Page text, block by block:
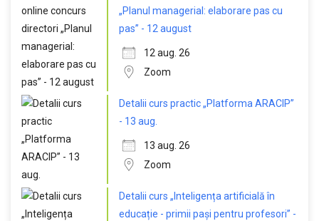
„Planul managerial: elaborare pas cu
pas” - 12 august
12 aug. 26
Zoom
Detalii curs practic „Platforma ARACIP”
- 13 aug.
13 aug. 26
Zoom
Detalii curs „Inteligența artificială în
educație - primii pași pentru profesori” -